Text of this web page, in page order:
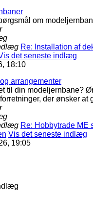
om
Re: Installation af
det seneste indlæg
18:10
arrangementer
til din modeljernbane?
der ønsker at
Re: Hobbytrade ME
Vis det seneste indlæg
19:05